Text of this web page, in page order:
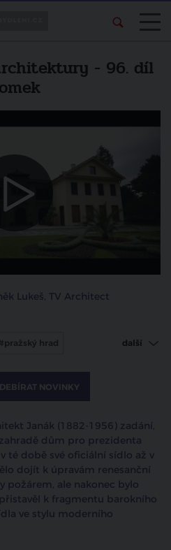
- 96. díl
Další video
šlechtičen (Rožmberský palác)
Lukeš, TV Architect
hrad další
NOVINKY
Janák (1882-1956) zadání,
dům pro prezidenta
té době své oficiální sídlo až v
dojít k úpravám renesanční
požárem, ale nakonec bylo
k fragmentu barokního
ve stylu moderního